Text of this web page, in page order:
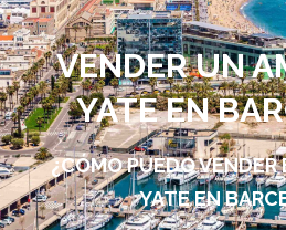
VENDER UN
YATE EN
¿CÓMO PUEDO VENDER
YATE EN